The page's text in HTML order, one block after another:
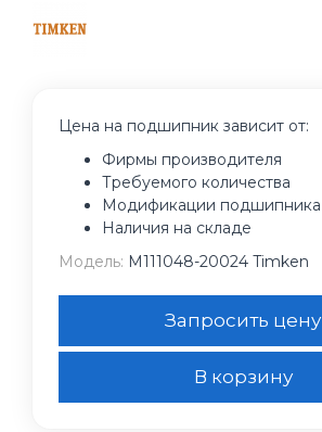
Цена на подшипник зависит от:
Фирмы производителя
Требуемого количества
Модификации подшипника
Наличия на складе
Модель: M111048-20024 Timken
Запросить цену
В корзину